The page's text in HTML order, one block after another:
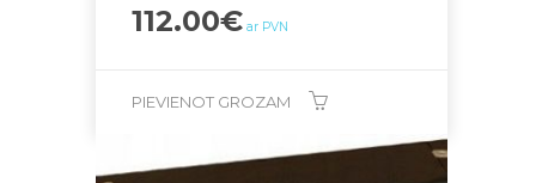
112.00€ ar PVN
PIEVIENOT GROZAM